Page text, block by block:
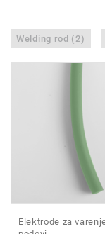
Welding rod (2)
Elektrode za